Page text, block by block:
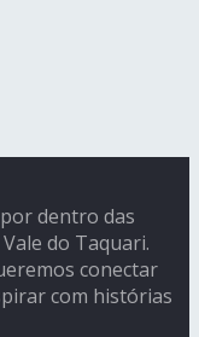
dentro das
do Taquari.
conectar
com histórias